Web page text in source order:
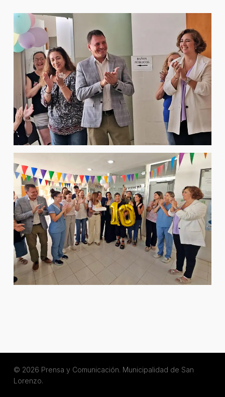
© 2026 Prensa y Comunicación. Municipalidad de San
Lorenzo.